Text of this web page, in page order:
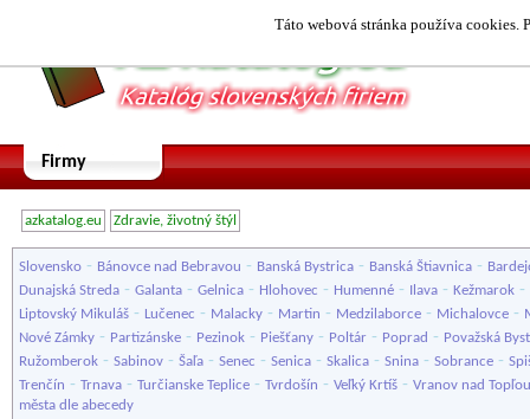
Táto webová stránka používa cookies.
Firmy
azkatalog.eu Zdravie, životný štýl
Slovensko - Bánovce nad Bebravou - Banská Bystrica - Banská Štiavnica -
Dunajská Streda - Galanta - Gelnica - Hlohovec - Humenné - Ilava - Kežmarok -
Liptovský Mikuláš - Lučenec - Malacky - Martin - Medzilaborce - Michalovce -
Nové Zámky - Partizánske - Pezinok - Piešťany - Poltár - Poprad - Považská
Ružomberok - Sabinov - Šaľa - Senec - Senica - Skalica - Snina - Sobrance -
Trenčín - Trnava - Turčianske Teplice - Tvrdošín - Veľký Krtíš - Vranov nad Topľou
města dle abecedy